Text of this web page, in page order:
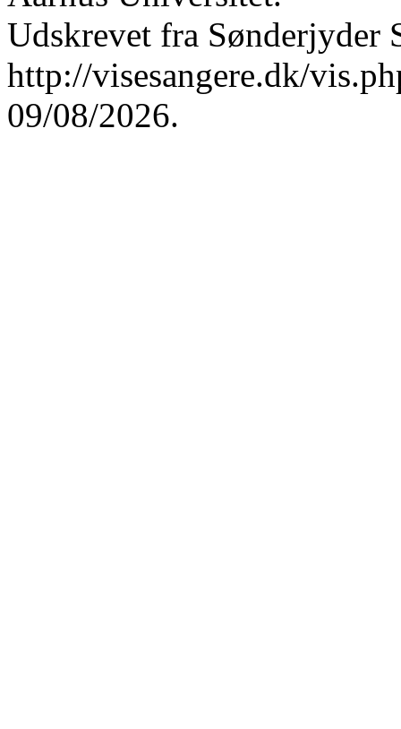
Udskrevet fra Sønderjyder
http://visesangere.dk/
09/08/2026.